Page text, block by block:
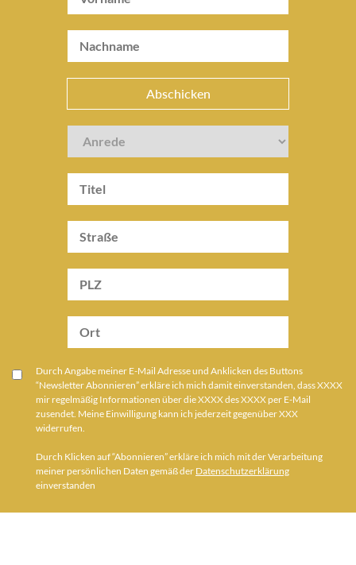
Durch Angabe meiner E-Mail Adresse und Anklicken des Buttons
“Newsletter Abonnieren” erkläre ich mich damit einverstanden, dass XXXX
mir regelmäßig Informationen über die XXXX des XXXX per E-Mail
zusendet. Meine Einwilligung kann ich jederzeit gegenüber XXX
widerrufen.
Durch Klicken auf “Abonnieren” erkläre ich mich mit der Verarbeitung
meiner persönlichen Daten gemäß der Datenschutzerklärung
einverstanden
Abschicken